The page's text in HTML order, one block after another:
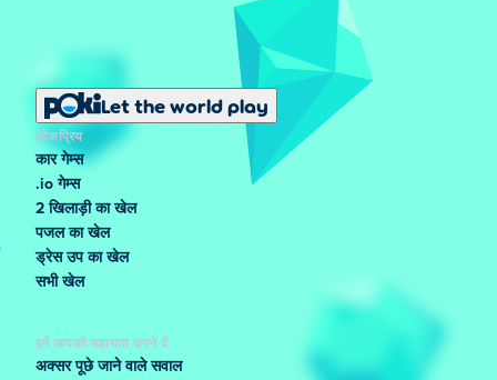
Let the world play
लोकप्रिय
कार गेम्स
.io गेम्स
2 खिलाड़ी का खेल
पजल का खेल
ड्रेस उप का खेल
सभी खेल
हमें आपकी सहायता करने दें
अक्सर पूछे जाने वाले सवाल